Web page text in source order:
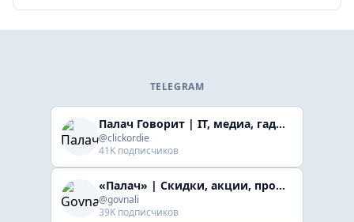
TELEGRAM
Палач Говорит | IT, медиа, гaджеты, скидки
@clickordie
41K подписчиков
«Палач» | Скидки, акции, промокоды
@govnali
39K подписчиков